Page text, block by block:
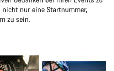
nur eine Startnummer,
zu sein.